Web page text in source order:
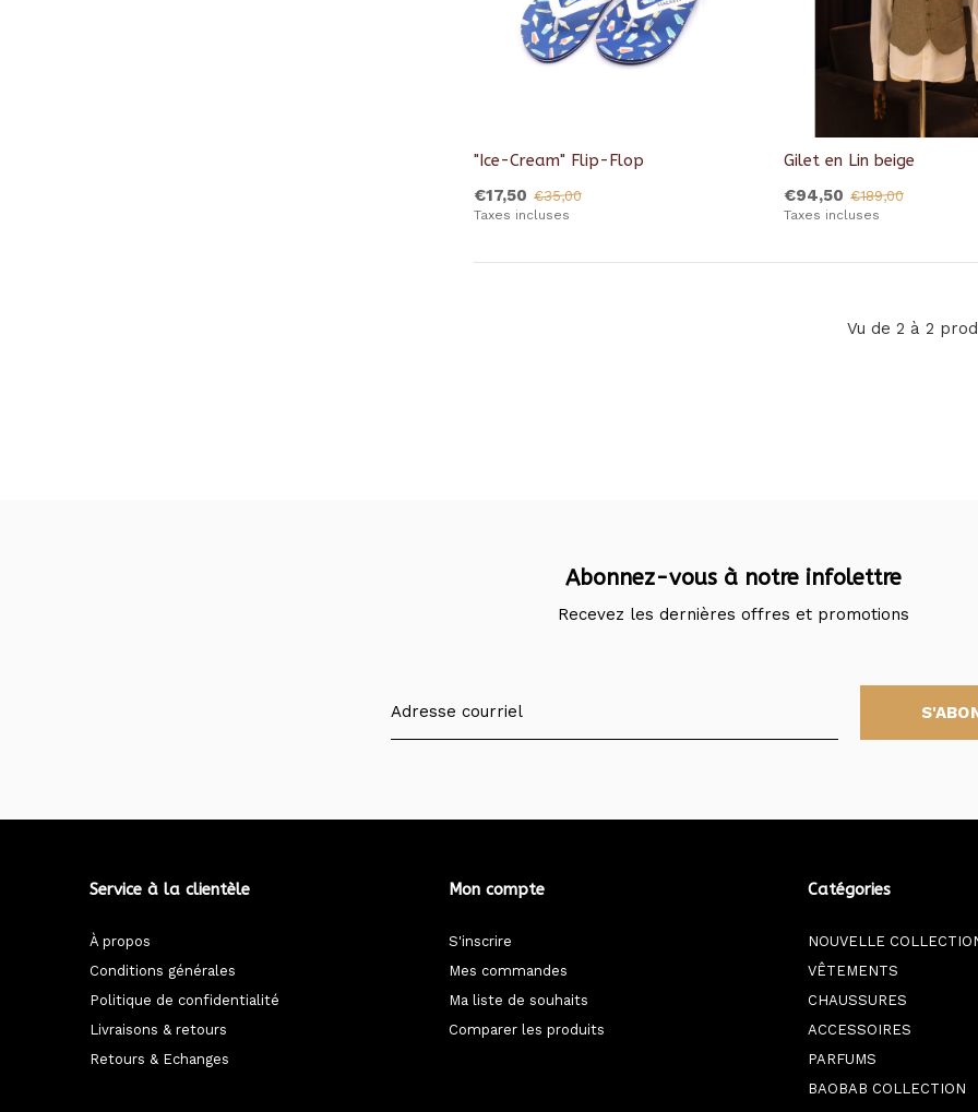
"Ice-Cream" Flip-Flop
€17,50 €35,00
Taxes incluses
Gilet en Lin beige
€94,50 €189,00
Taxes incluses
Vu de 2 à 2
Abonnez-vous à notre infolettre
Recevez les dernières offres et promotions
Service à la clientèle
À propos
Conditions générales
Politique de confidentialité
Livraisons & retours
Retours & Echanges
Mon compte
S'inscrire
Mes commandes
Ma liste de souhaits
Comparer les produits
Catégories
NOUVELLE
VÊTEMENTS
CHAUSSURES
ACCESSOIRES
PARFUMS
BAOBAB COLLECTION